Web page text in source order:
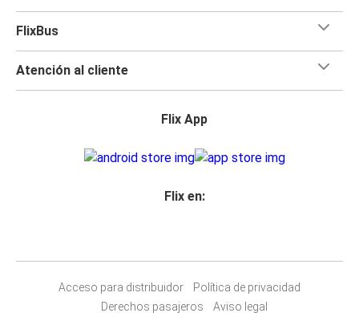
FlixBus
Atención al cliente
Flix App
Flix en:
Acceso para distribuidor
Política de privacidad
Derechos pasajeros
Aviso legal